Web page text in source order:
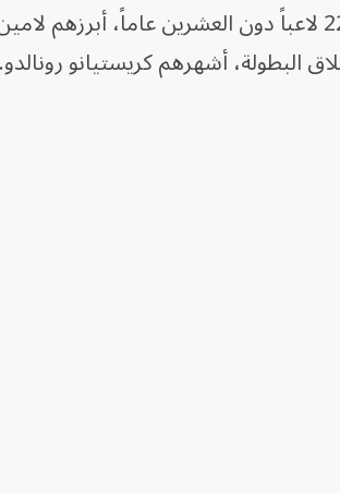
ويُتوقع مشاركة 22 لاعباً دون العشرين
البطولة، أشهرهم كريستيانو رونالدو.